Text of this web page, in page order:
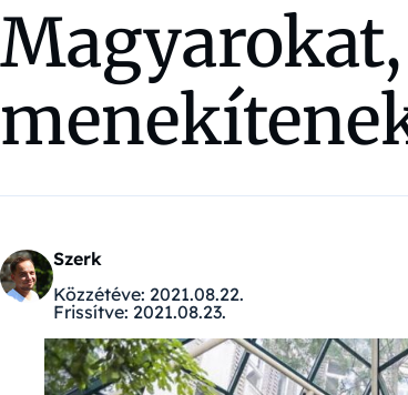
Szerk
Közzétéve: 2021.08.22.
Frissítve: 2021.08.23.